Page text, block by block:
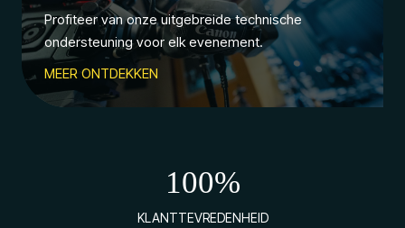
Profiteer van onze uitgebreide technische
ondersteuning voor elk evenement.
MEER ONTDEKKEN
100%
KLANTTEVREDENHEID